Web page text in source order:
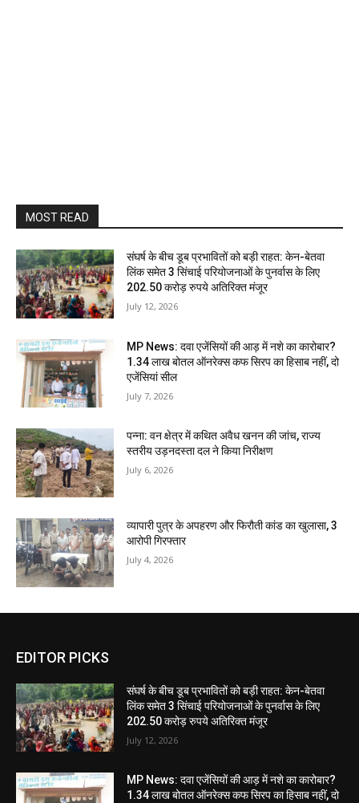
MOST READ
संघर्ष के बीच डूब प्रभावितों को बड़ी राहत: केन-बेतवा
लिंक समेत 3 सिंचाई परियोजनाओं के पुनर्वास के लिए
202.50 करोड़ रुपये अतिरिक्त मंजूर
July 12, 2026
MP News: दवा एजेंसियों की आड़ में नशे का कारोबार?
1.34 लाख बोतल ऑनरेक्स कफ सिरप का हिसाब नहीं, दो
एजेंसियां सील
July 7, 2026
पन्ना: वन क्षेत्र में कथित अवैध खनन की जांच, राज्य
स्तरीय उड़नदस्ता दल ने किया निरीक्षण
July 6, 2026
व्यापारी पुत्र के अपहरण और फिरौती कांड का खुलासा, 3
आरोपी गिरफ्तार
July 4, 2026
EDITOR PICKS
संघर्ष के बीच डूब प्रभावितों को बड़ी राहत: केन-बेतवा
लिंक समेत 3 सिंचाई परियोजनाओं के पुनर्वास के लिए
202.50 करोड़ रुपये अतिरिक्त मंजूर
July 12, 2026
MP News: दवा एजेंसियों की आड़ में नशे का कारोबार?
1.34 लाख बोतल ऑनरेक्स कफ सिरप का हिसाब नहीं, दो